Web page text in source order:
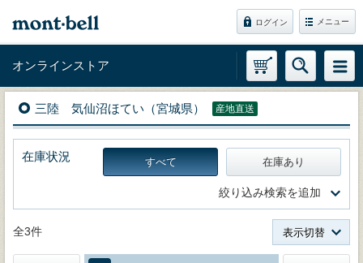
ログイン メニュー
オンラインストア
三陸 気仙沼ほてい（宮城県） 産地直送
在庫状況 すべて 在庫あり
絞り込み検索を追加
全3件 表示切替